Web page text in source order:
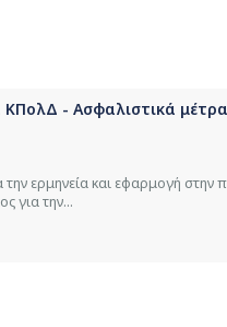
- Ασφαλιστικά
ερμηνεία και εφαρμογή στην
για την...